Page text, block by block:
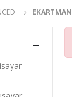
EKARTMAN